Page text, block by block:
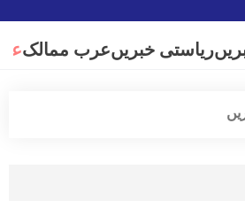
ریاستی خبریںعرب ممالک